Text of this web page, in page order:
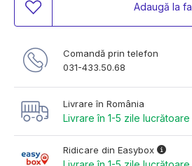
Adaugă la
Comandă prin telefon
031-433.50.68
Livrare în România
Livrare în 1-5 zile lucrătoare
Ridicare din Easybox